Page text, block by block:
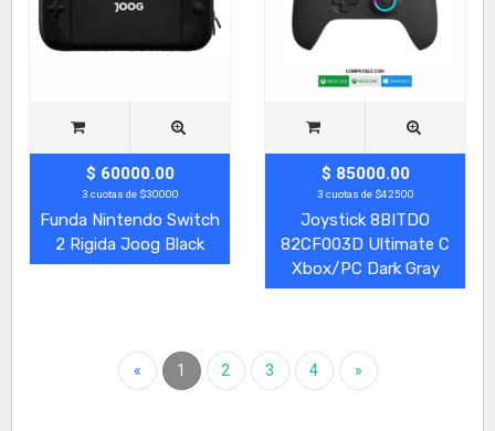
$ 60000.00
3 cuotas de $30000
Funda Nintendo Switch
2 Rigida Joog Black
$ 85000.00
3 cuotas de $42500
Joystick 8BITDO
82CF003D Ultimate C
Xbox/PC Dark Gray
« 1 2 3 4 »